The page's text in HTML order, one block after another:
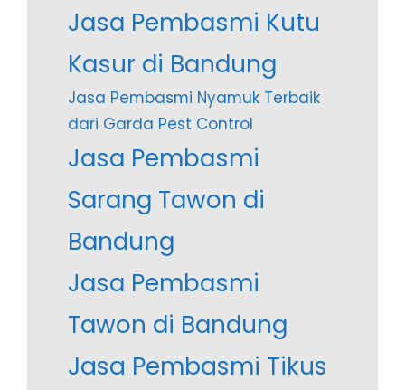
Jasa Pembasmi Kutu
Kasur di Bandung
Jasa Pembasmi Nyamuk Terbaik
dari Garda Pest Control
Jasa Pembasmi
Sarang Tawon di
Bandung
Jasa Pembasmi
Tawon di Bandung
Jasa Pembasmi Tikus